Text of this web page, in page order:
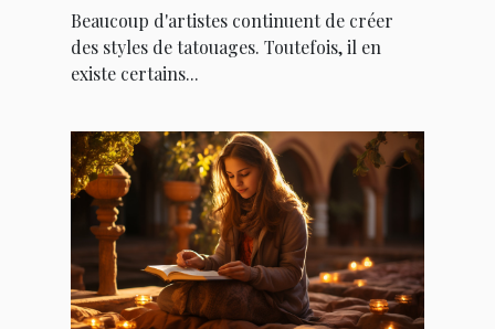
Beaucoup d'artistes continuent de créer
des styles de tatouages. Toutefois, il en
existe certains...